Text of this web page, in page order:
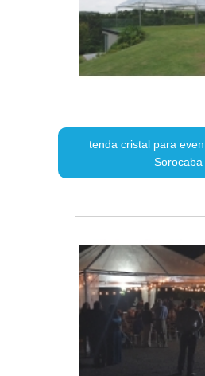
tenda cristal para
Sorocaba